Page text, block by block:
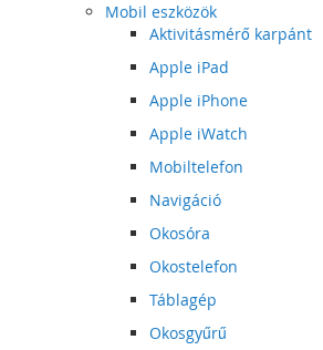
Mobil eszközök
Aktivitásmérő karpánt
Apple iPad
Apple iPhone
Apple iWatch
Mobiltelefon
Navigáció
Okosóra
Okostelefon
Táblagép
Okosgyűrű